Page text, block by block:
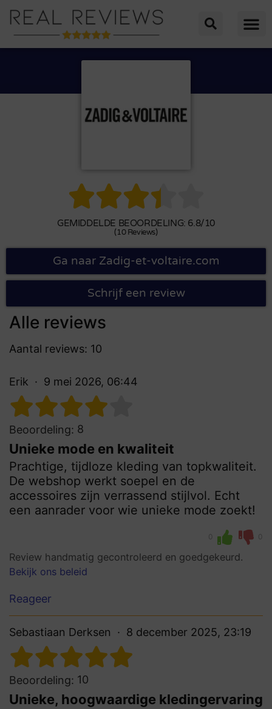

GEMIDDELDE BEOORDELING: 6.8/10
(10 Reviews)
Ga naar Zadig-et-voltaire.com
Schrijf een review
Alle reviews
Aantal reviews: 10
Erik 9 mei 2026, 06:44
Beoordeling: 8
Unieke mode en kwaliteit
Prachtige, tijdloze kleding van topkwaliteit.
De webshop werkt soepel en de
accessoires zijn verrassend stijlvol. Echt
een aanrader voor wie unieke mode zoekt!
0 0
Review handmatig gecontroleerd en goedgekeurd.
Bekijk ons beleid
Reageer
Sebastiaan Derksen 8 december 2025, 23:19
Beoordeling: 10
Unieke, hoogwaardige kledingervaring